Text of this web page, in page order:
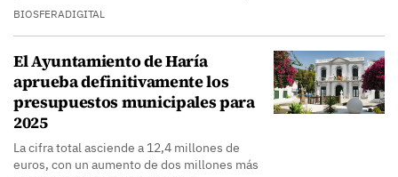
BIOSFERADIGITAL
El Ayuntamiento de Haría
aprueba definitivamente los
presupuestos municipales para
2025
La cifra total asciende a 12,4 millones de
euros, con un aumento de dos millones más